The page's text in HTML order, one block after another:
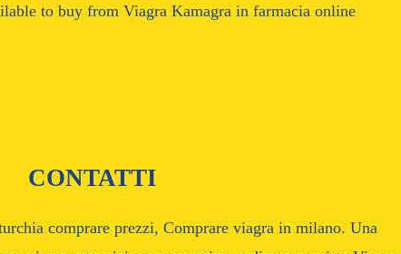
to buy from Viagra Kamagra in farmacia online
CONTATTI
comprare prezzi, Comprare viagra in milano. Una